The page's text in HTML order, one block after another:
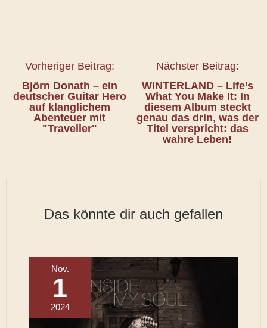
Vorheriger Beitrag:
Björn Donath – ein
deutscher Guitar Hero
auf klanglichem
Abenteuer mit
"Traveller"
Nächster Beitrag:
WINTERLAND – Life’s
What You Make It: In
diesem Album steckt
genau das drin, was der
Titel verspricht: das
wahre Leben!
Das könnte dir auch gefallen
Nov.
1
2024